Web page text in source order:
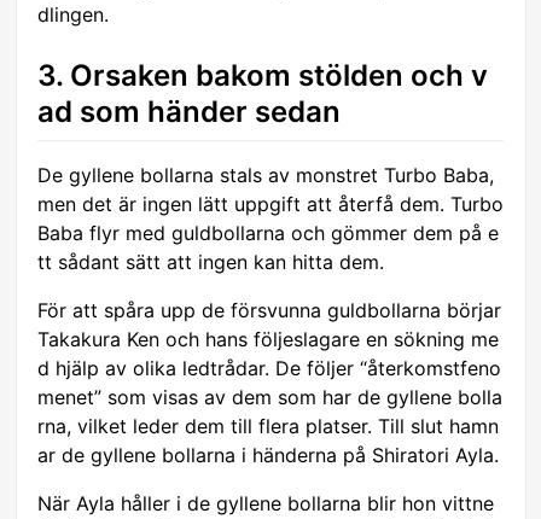
dlingen.
3. Orsaken bakom stölden och v
ad som händer sedan
De gyllene bollarna stals av monstret Turbo Baba,
men det är ingen lätt uppgift att återfå dem. Turbo
Baba flyr med guldbollarna och gömmer dem på e
tt sådant sätt att ingen kan hitta dem.
För att spåra upp de försvunna guldbollarna börjar
Takakura Ken och hans följeslagare en sökning me
d hjälp av olika ledtrådar. De följer “återkomstfeno
menet” som visas av dem som har de gyllene bolla
rna, vilket leder dem till flera platser. Till slut hamn
ar de gyllene bollarna i händerna på Shiratori Ayla.
När Ayla håller i de gyllene bollarna blir hon vittne